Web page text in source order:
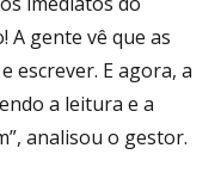
A gente vê que as
escrever. E agora, a
a leitura e a
analisou o gestor.